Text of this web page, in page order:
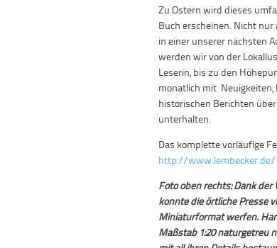
Zu Ostern wird dieses
Buch erscheinen. Nicht
in einer unserer nächsten
werden wir von der
Leserin, bis zu den
monatlich mit Neuigkeiten,
historischen Berichten
unterhalten.
Das komplette vorläufige
http://
Foto oben rechts: Dank der
konnte die örtliche Presse
Miniaturformat werfen.
Maßstab 1:20 naturgetreu